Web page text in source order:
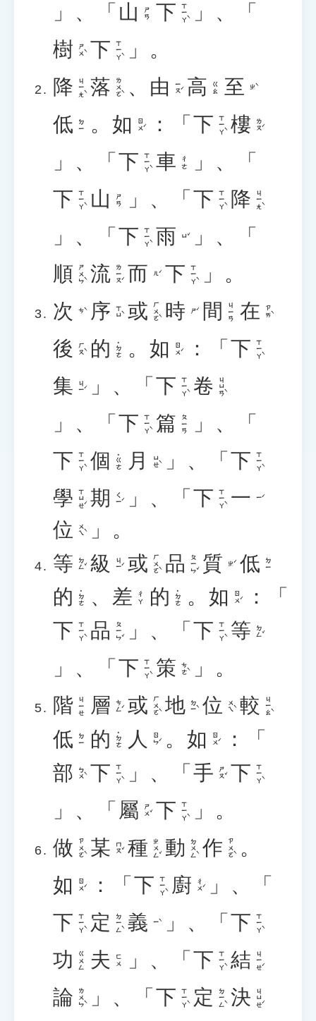
」、「 山 ㄕㄢ 下 ㄒㄧㄚˋ
」、「
樹 ㄕㄨˋ 下 ㄒㄧㄚˋ
」。
降 ㄐㄧㄤˋ 落 ㄌㄨㄛˋ 、 由 ㄧㄡˊ 高 ㄍㄠ 至 ㄓˋ
低 ㄉㄧ 。 如 ㄖㄨˊ ：「 下 ㄒㄧㄚˋ 樓 ㄌㄡˊ
」、「 下 ㄒㄧㄚˋ 車 ㄔㄜ
」、「
下 ㄒㄧㄚˋ 山 ㄕㄢ 」、「 下 ㄒㄧㄚˋ 降 ㄐㄧㄤˋ
」、「 下 ㄒㄧㄚˋ 雨 ㄩˇ
」、「
順 ㄕㄨㄣˋ 流 ㄌㄧㄡˊ 而 ㄦˊ 下 ㄒㄧㄚˋ
」。
次
ㄘˋ 序 ㄒㄩˋ 或 ㄏㄨㄛˋ 時 ㄕˊ 間 ㄐㄧㄢ 在 ㄗㄞˋ
後 ㄏㄡˋ 的 ˙ㄉㄜ 。 如 ㄖㄨˊ ：「 下 ㄒㄧㄚˋ
集 ㄐㄧˊ 」、「 下 ㄒㄧㄚˋ 卷 ㄐㄩㄢˋ
」、「 下 ㄒㄧㄚˋ 篇 ㄆㄧㄢ
」、「
下 ㄒㄧㄚˋ 個 ˙ㄍㄜ 月 ㄩㄝˋ 」、「 下 ㄒㄧㄚˋ
學 ㄒㄩㄝˊ 期 ㄑㄧˊ 」、「 下 ㄒㄧㄚˋ 一 ㄧˊ
位 ㄨㄟˋ
」。
等 ㄉㄥˇ 級 ㄐㄧˊ 或 ㄏㄨㄛˋ 品 ㄆㄧㄣˇ 質 ㄓˊ 低 ㄉㄧ
的 ˙ㄉㄜ 、 差 ㄔㄚ 的 ˙ㄉㄜ 。 如 ㄖㄨˊ
：「
下 ㄒㄧㄚˋ 品 ㄆㄧㄣˇ 」、「 下 ㄒㄧㄚˋ 等 ㄉㄥˇ
」、「 下 ㄒㄧㄚˋ 策 ㄘㄜˋ
」。
階 ㄐㄧㄝ 層 ㄘㄥˊ 或 ㄏㄨㄛˋ 地 ㄉㄧˋ 位 ㄨㄟˋ 較 ㄐㄧㄠˋ
低 ㄉㄧ 的 ˙ㄉㄜ 人 ㄖㄣˊ 。 如 ㄖㄨˊ
：「
部 ㄅㄨˋ 下 ㄒㄧㄚˋ 」、「 手 ㄕㄡˇ 下 ㄒㄧㄚˋ
」、「 屬 ㄕㄨˇ 下 ㄒㄧㄚˋ
」。
做 ㄗㄨㄛˋ 某 ㄇㄡˇ 種 ㄓㄨㄥˇ 動 ㄉㄨㄥˋ 作 ㄗㄨㄛˋ 。
如 ㄖㄨˊ ：「 下 ㄒㄧㄚˋ 廚 ㄔㄨˊ
」、「
下 ㄒㄧㄚˋ 定 ㄉㄧㄥˋ 義 ㄧˋ 」、「 下 ㄒㄧㄚˋ
功 ㄍㄨㄥ 夫 ㄈㄨ 」、「 下 ㄒㄧㄚˋ 結 ㄐㄧㄝˊ
論 ㄌㄨㄣˋ 」、「 下 ㄒㄧㄚˋ 定 ㄉㄧㄥˋ 決 ㄐㄩㄝˊ